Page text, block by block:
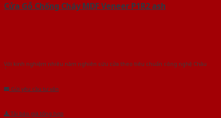
Cửa Gỗ Chống Cháy MDF Veneer P1R2 ash
Với kinh nghiệm nhiêu năm nghiên cứu cửa theo tiêu chuẩn công nghệ Châu
Gửi yêu cầu tư vấn
Tải báo giá tổng hợp